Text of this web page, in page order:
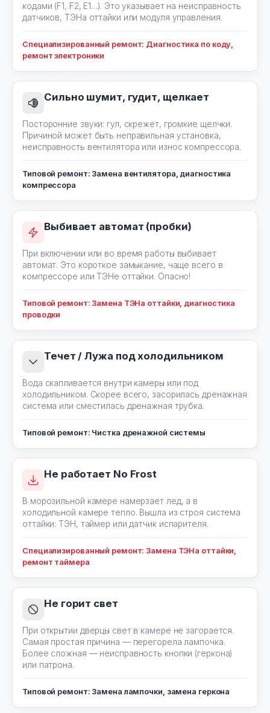
кодами (F1, F2, E1…). Это указывает на неисправность
датчиков, ТЭНа оттайки или модуля управления.
Специализированный ремонт: Диагностика по коду,
ремонт электроники
Сильно шумит, гудит, щелкает
Посторонние звуки: гул, скрежет, громкие щелчки.
Причиной может быть неправильная установка,
неисправность вентилятора или износ компрессора.
Типовой ремонт: Замена вентилятора, диагностика
компрессора
Выбивает автомат (пробки)
При включении или во время работы выбивает
автомат. Это короткое замыкание, чаще всего в
компрессоре или ТЭНе оттайки. Опасно!
Типовой ремонт: Замена ТЭНа оттайки, диагностика
проводки
Течет / Лужа под холодильником
Вода скапливается внутри камеры или под
холодильником. Скорее всего, засорилась дренажная
система или сместилась дренажная трубка.
Типовой ремонт: Чистка дренажной системы
Не работает No Frost
В морозильной камере намерзает лед, а в
холодильной камере тепло. Вышла из строя система
оттайки: ТЭН, таймер или датчик испарителя.
Специализированный ремонт: Замена ТЭНа оттайки,
ремонт таймера
Не горит свет
При открытии дверцы свет в камере не загорается.
Самая простая причина — перегорела лампочка.
Более сложная — неисправность кнопки (геркона)
или патрона.
Типовой ремонт: Замена лампочки, замена геркона